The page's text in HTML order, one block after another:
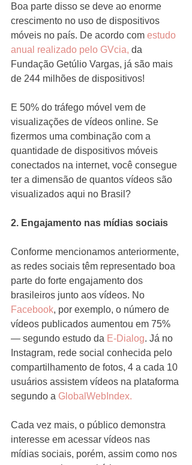
Boa parte disso se deve ao enorme
crescimento no uso de dispositivos
móveis no país. De acordo com estudo
anual realizado pelo GVcia, da
Fundação Getúlio Vargas, já são mais
de 244 milhões de dispositivos!
E 50% do tráfego móvel vem de
visualizações de vídeos online. Se
fizermos uma combinação com a
quantidade de dispositivos móveis
conectados na internet, você consegue
ter a dimensão de quantos vídeos são
visualizados aqui no Brasil?
2. Engajamento nas mídias sociais
Conforme mencionamos anteriormente,
as redes sociais têm representado boa
parte do forte engajamento dos
brasileiros junto aos vídeos. No
Facebook, por exemplo, o número de
vídeos publicados aumentou em 75%
— segundo estudo da E-Dialog. Já no
Instagram, rede social conhecida pelo
compartilhamento de fotos, 4 a cada 10
usuários assistem vídeos na plataforma
segundo a GlobalWebIndex.
Cada vez mais, o público demonstra
interesse em acessar vídeos nas
mídias sociais, porém, assim como nos